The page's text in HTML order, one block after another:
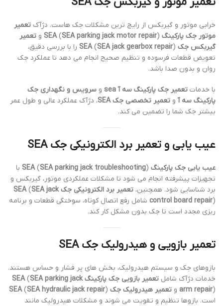
خرابی موتور و گیربکس از رایج ترین مشکلات جک هاست. دژآک تعمیر
موتور جک پارکینگ SEA
(SEA parking jack motor repair) و
تعمیر
گیربکس جک SEA
(SEA jack gearbox repair
) را با بررسی دقیق،
تعویض قطعات فرسوده و تنظیم صحیح انجام می دهد تا عملکرد جک
روان و بدون صدا باشد.
با خدمات تعمیر جک پارکینگ سه آ sea و سرویس و نگهداری جک
پارکینگ سه آو تعمیر تخصصی جک SEA
، دژآک عملکرد عالی و طول عمر
بیشتر جک شما را تضمین می کند.
عیب یابی و تعمیر برد الکترونیکی جک SEA
عیب یابی جک پارکینگ SEA (SEA parking jack troubleshooting
) با
تجهیزات پیشرفته انجام می شود تا مشکلات عملکردی موتور، گیربکس و
برد شناسایی شود. همچنین، تعمیر برد الکترونیکی جک SEA (SEA jack
control board repair ) شامل رفع اتصال کوتاه، سوختگی قطعات و برنامه
ریزی مجدد است تا جک بدون مشکل کار کند.
تعمیر بازویی و هیدرولیک جک SEA
بازوهای جک و سیستم هیدرولیک، بخش های پر فشار و حساس هستند.
خدمات دژآک شامل تعمیر بازویی جک پارکینگ SEA (SEA parking jack
arm repair) و تعمیر هیدرولیک جک SEA (SEA hydraulic jack repair)
است. بازوها تنظیم و تقویت می شوند و مشکلات هیدرولیک مانند